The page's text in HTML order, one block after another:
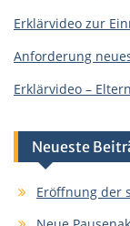
Erklärvideo zur
Anforderung
Erklärvideo –
Neueste
Eröffnung der